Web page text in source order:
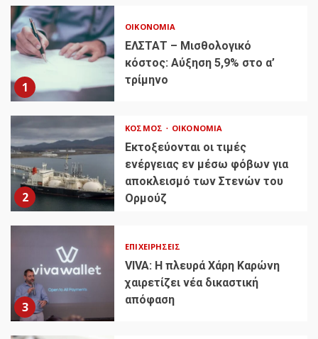
1
ΟΙΚΟΝΟΜΊΑ
ΕΛΣΤΑΤ – Μισθολογικό
κόστος: Αύξηση 5,9% στο α’
τρίμηνο
2
ΚΌΣΜΟΣ ΟΙΚΟΝΟΜΊΑ
Εκτοξεύονται οι τιμές
ενέργειας εν μέσω φόβων για
αποκλεισμό των Στενών του
Ορμούζ
3
ΕΠΙΧΕΙΡΉΣΕΙΣ
VIVA: Η πλευρά Χάρη Καρώνη
χαιρετίζει νέα δικαστική
απόφαση